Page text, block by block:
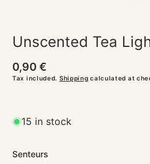
Unscented Tea
Regular
price
0,90 €
Tax included. Shipping calculated at
15 in stock
Senteurs